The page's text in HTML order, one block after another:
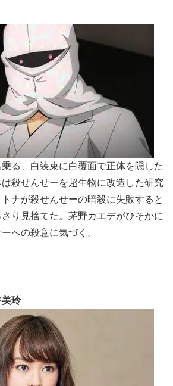
る、白装束に白覆面で正体を隠した
殺せんせーを超生物に改造した研究
ナが殺せんせーの暗殺に失敗すると
り見捨てた。茅野カエデがひそかに
への殺意に気づく。
玲